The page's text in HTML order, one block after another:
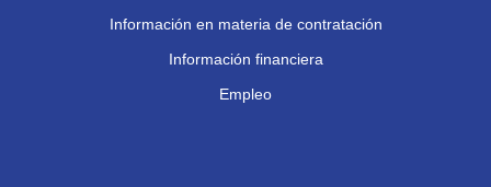
Información en materia de contratación
Información financiera
Empleo